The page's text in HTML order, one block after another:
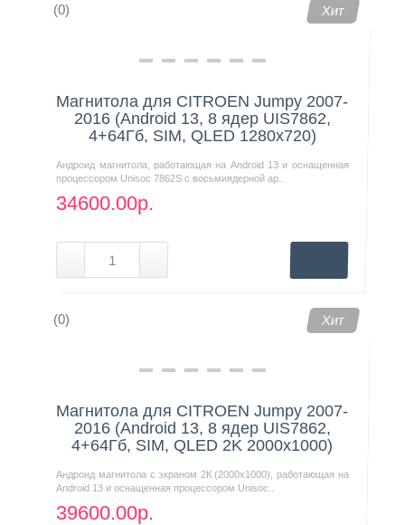
(0) Хит
Магнитола для CITROEN Jumpy 2007-
2016 (Android 13, 8 ядер UIS7862,
4+64Гб, SIM, QLED 1280x720)
Андроид магнитола, работающая на Android 13 и оснащенная
процессором Unisoc 7862S с восьмиядерной ар..
34600.00р.
(0) Хит
Магнитола для CITROEN Jumpy 2007-
2016 (Android 13, 8 ядер UIS7862,
4+64Гб, SIM, QLED 2K 2000x1000)
Андроид магнитола с экраном 2К (2000х1000), работающая на
Android 13 и оснащенная процессором Unisoc..
39600.00р.